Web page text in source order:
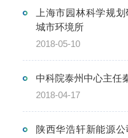
上海市园林科学规
城市环境所
2018-05-10
中科院泰州中心主任
2018-04-17
陕西华浩轩新能源